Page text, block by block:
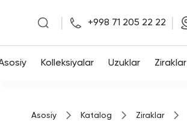
Asosiy
+998 71 205 22 22
Kolleksiyalar Uzuklar Ziraklar
Asosiy Katalog Ziraklar